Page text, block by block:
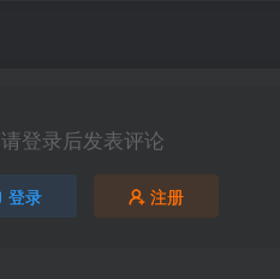
请登录后发表评论
登录 注册